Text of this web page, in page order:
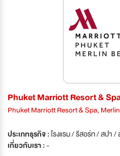
Phuket Marriott Resort &
Phuket Marriott Resort & Spa,
ประเภทธุรกิจ :โรงแรม / รีสอร์ท / สปา
เกี่ยวกับเรา :-